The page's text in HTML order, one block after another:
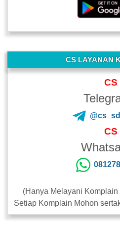
CS LAYANAN
CS
CS
(Hanya Melayani
Setiap Komplain Mohon